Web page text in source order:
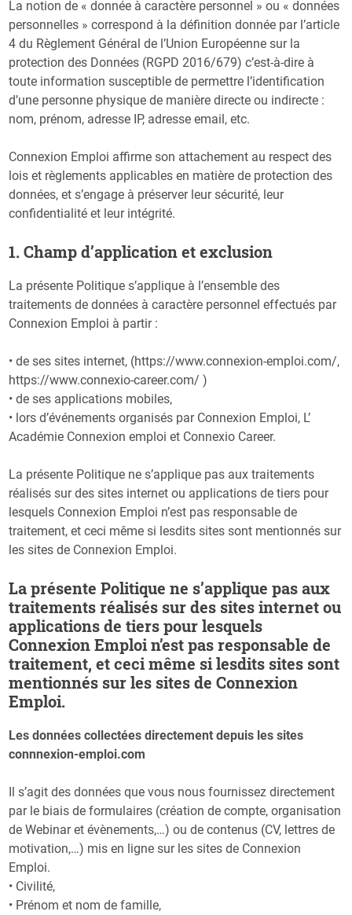
La notion de « donnée à caractère personnel » ou « données
personnelles » correspond à la définition donnée par l’article
4 du Règlement Général de l’Union Européenne sur la
protection des Données (RGPD 2016/679) c’est-à-dire à
toute information susceptible de permettre l’identification
d’une personne physique de manière directe ou indirecte :
nom, prénom, adresse IP, adresse email, etc.
Connexion Emploi affirme son attachement au respect des
lois et règlements applicables en matière de protection des
données, et s’engage à préserver leur sécurité, leur
confidentialité et leur intégrité.
1. Champ d’application et exclusion
La présente Politique s’applique à l’ensemble des
traitements de données à caractère personnel effectués par
Connexion Emploi à partir :
• de ses sites internet, (https://www.connexion-emploi.com/,
https://www.connexio-career.com/ )
• de ses applications mobiles,
• lors d’événements organisés par Connexion Emploi, L’
Académie Connexion emploi et Connexio Career.
La présente Politique ne s’applique pas aux traitements
réalisés sur des sites internet ou applications de tiers pour
lesquels Connexion Emploi n’est pas responsable de
traitement, et ceci même si lesdits sites sont mentionnés sur
les sites de Connexion Emploi.
La présente Politique ne s’applique pas aux
traitements réalisés sur des sites internet ou
applications de tiers pour lesquels
Connexion Emploi n’est pas responsable de
traitement, et ceci même si lesdits sites sont
mentionnés sur les sites de Connexion
Emploi.
Les données collectées directement depuis les sites
connnexion-emploi.com
Il s’agit des données que vous nous fournissez directement
par le biais de formulaires (création de compte, organisation
de Webinar et évènements,…) ou de contenus (CV, lettres de
motivation,…) mis en ligne sur les sites de Connexion
Emploi.
• Civilité,
• Prénom et nom de famille,